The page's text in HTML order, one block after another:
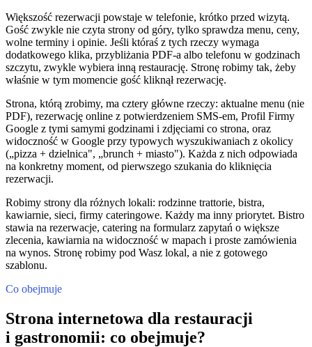
Większość rezerwacji powstaje w telefonie, krótko przed wizytą.
Gość zwykle nie czyta strony od góry, tylko sprawdza menu, ceny,
wolne terminy i opinie. Jeśli któraś z tych rzeczy wymaga
dodatkowego klika, przybliżania PDF-a albo telefonu w godzinach
szczytu, zwykle wybiera inną restaurację. Stronę robimy tak, żeby
właśnie w tym momencie gość kliknął rezerwację.
Strona, którą zrobimy, ma cztery główne rzeczy: aktualne menu (nie
PDF), rezerwację online z potwierdzeniem SMS-em, Profil Firmy
Google z tymi samymi godzinami i zdjęciami co strona, oraz
widoczność w Google przy typowych wyszukiwaniach z okolicy
(„pizza + dzielnica", „brunch + miasto"). Każda z nich odpowiada
na konkretny moment, od pierwszego szukania do kliknięcia
rezerwacji.
Robimy strony dla różnych lokali: rodzinne trattorie, bistra,
kawiarnie, sieci, firmy cateringowe. Każdy ma inny priorytet. Bistro
stawia na rezerwacje, catering na formularz zapytań o większe
zlecenia, kawiarnia na widoczność w mapach i proste zamówienia
na wynos. Stronę robimy pod Wasz lokal, a nie z gotowego
szablonu.
Co obejmuje
Strona internetowa dla restauracji
i gastronomii: co obejmuje?